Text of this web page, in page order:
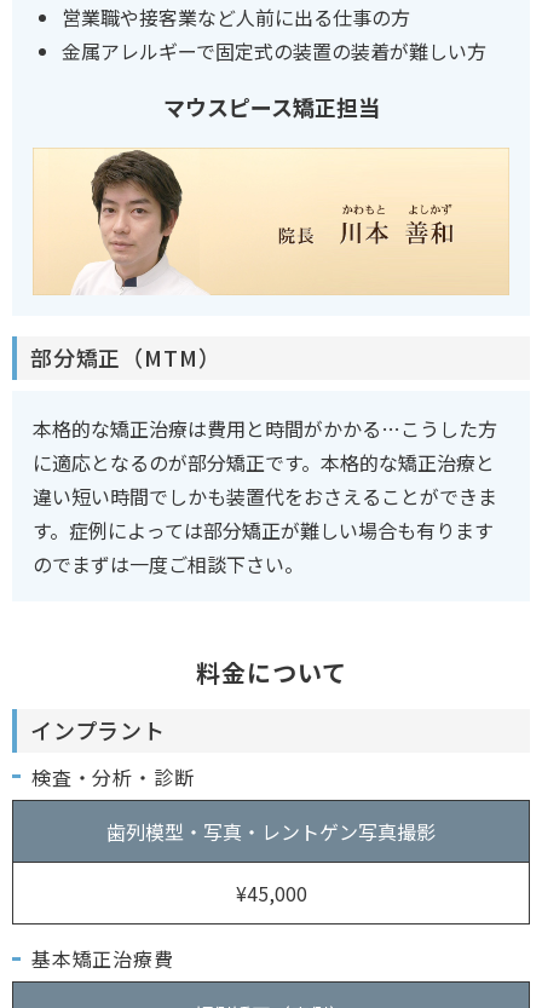
営業職や接客業など人前に出る仕事の方
金属アレルギーで固定式の装置の装着が難しい方
マウスピース矯正担当
部分矯正（MTM）
本格的な矯正治療は費用と時間がかかる…こうした方
に適応となるのが部分矯正です。本格的な矯正治療と
違い短い時間でしかも装置代をおさえることができま
す。症例によっては部分矯正が難しい場合も有ります
のでまずは一度ご相談下さい。
料金について
インプラント
検査・分析・診断
歯列模型・写真・レントゲン写真撮影
¥45,000
基本矯正治療費